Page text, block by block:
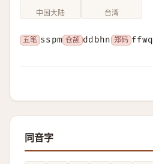
中国大陆 台湾
五笔 sspm 仓颉 ddbhn 郑码 ffwq
同音字